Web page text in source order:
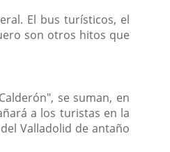
El bus turísticos, el
son otros hitos que
se suman, en
a los turistas en la
Valladolid de antaño